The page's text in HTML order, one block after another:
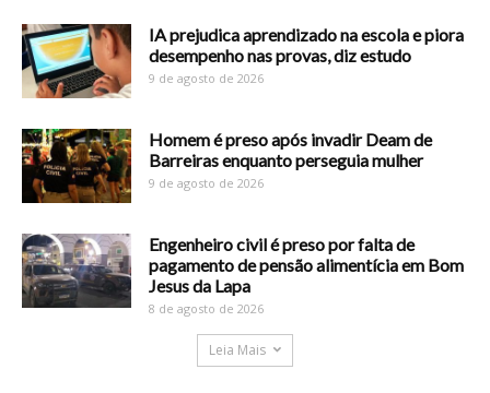
IA prejudica aprendizado na escola e piora
desempenho nas provas, diz estudo
9 de agosto de 2026
Homem é preso após invadir Deam de
Barreiras enquanto perseguia mulher
9 de agosto de 2026
Engenheiro civil é preso por falta de
pagamento de pensão alimentícia em Bom
Jesus da Lapa
8 de agosto de 2026
Leia Mais